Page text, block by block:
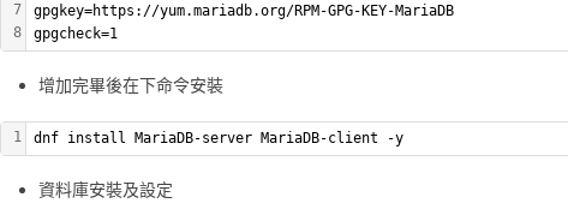
7
8
gpgkey=https://yum.mariadb.org/RPM-GPG-KEY-MariaDB
gpgcheck=1
增加完畢後在下命令安裝
1 dnf install MariaDB-server MariaDB-client -y
資料庫安裝及設定